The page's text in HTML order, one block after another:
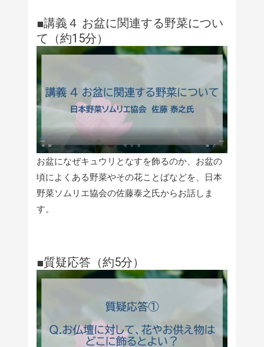
■講義４ お盆に関連する野菜につい
て（約15分）
お盆になぜキュウリとなすを飾るのか、お盆の
頃によくある野菜やその花ことばなどを、日本
野菜ソムリエ協会の佐藤泰之氏からお話しま
す。
■質疑応答（約5分）